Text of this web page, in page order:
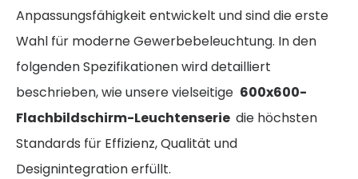
Anpassungsfähigkeit entwickelt und sind die erste
Wahl für moderne Gewerbebeleuchtung. In den
folgenden Spezifikationen wird detailliert
beschrieben, wie unsere vielseitige 600x600-
Flachbildschirm-Leuchtenserie die höchsten
Standards für Effizienz, Qualität und
Designintegration erfüllt.